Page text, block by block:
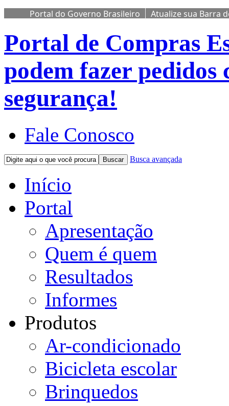
Portal do Governo Brasileiro Atualize sua Barra
Portal de Compras
podem fazer pedidos
segurança!
Fale Conosco
Buscar Busca avançada
Início
Portal
Apresentação
Quem é quem
Resultados
Informes
Produtos
Ar-condicionado
Bicicleta escolar
Brinquedos